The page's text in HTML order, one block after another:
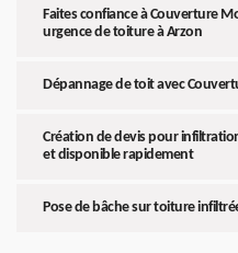
Faites confiance à Couverture
urgence de toiture à Arzon
Dépannage de toit avec
Création de devis pour
et disponible rapidement
Pose de bâche sur toiture